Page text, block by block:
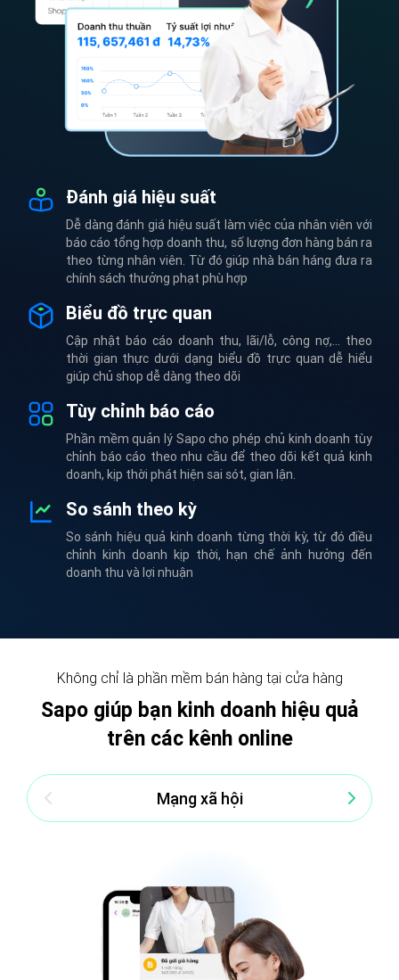
Đánh giá hiệu suất
Dễ dàng đánh giá hiệu suất làm việc của nhân viên với
báo cáo tổng hợp doanh thu, số lượng đơn hàng bán ra
theo từng nhân viên. Từ đó giúp nhà bán háng đưa ra
chính sách thưởng phạt phù hợp
Biểu đồ trực quan
Cập nhật báo cáo doanh thu, lãi/lỗ, công nợ,... theo
thời gian thực dưới dạng biểu đồ trực quan dễ hiểu
giúp chủ shop dễ dàng theo dõi
Tùy chỉnh báo cáo
Phần mềm quản lý Sapo cho phép chủ kinh doanh tùy
chỉnh báo cáo theo nhu cầu để theo dõi kết quả kinh
doanh, kịp thời phát hiện sai sót, gian lận.
So sánh theo kỳ
So sánh hiệu quả kinh doanh từng thời kỳ, từ đó điều
chỉnh kinh doanh kịp thời, hạn chế ảnh hưởng đến
doanh thu và lợi nhuận
Không chỉ là phần mềm bán hàng tại cửa hàng
Sapo giúp bạn kinh doanh hiệu quả
trên các kênh online
Mạng xã hội